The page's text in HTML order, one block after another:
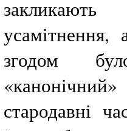
згодом
стародавні